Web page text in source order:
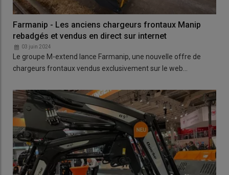
Farmanip - Les anciens chargeurs frontaux Manip
rebadgés et vendus en direct sur internet
03 juin 2024
Le groupe M-extend lance Farmanip, une nouvelle offre de
chargeurs frontaux vendus exclusivement sur le web…